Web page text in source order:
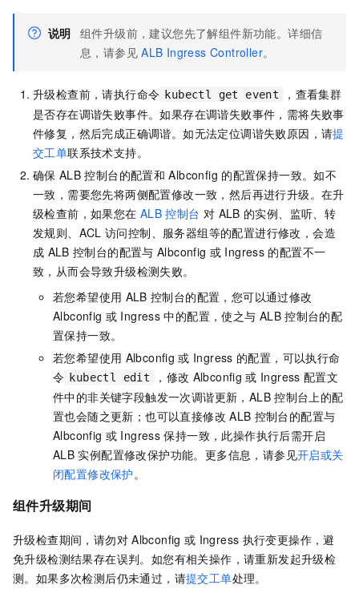
说明 组件升级前，建议您先了解组件新功能。详细信
息，请参见 ALB Ingress Controller。
升级检查前，请执行命令 kubectl get event
，查看集群
是否存在调谐失败事件。如果存在调谐失败事件，需将失败事
件修复，然后完成正确调谐。如无法定位调谐失败原因，请提
交工单联系技术支持。
确保 ALB 控制台的配置和 Albconfig 的配置保持一致。如不
一致，需要您先将两侧配置修改一致，然后再进行升级。在升
级检查前，如果您在 ALB 控制台 对 ALB 的实例、监听、转
发规则、ACL 访问控制、服务器组等的配置进行修改，会造
成 ALB 控制台的配置与 Albconfig 或 Ingress 的配置不一
致，从而会导致升级检测失败。
若您希望使用 ALB 控制台的配置，您可以通过修改
Albconfig 或 Ingress 中的配置，使之与 ALB 控制台的配
置保持一致。
若您希望使用 Albconfig 或 Ingress 的配置，可以执行命
令 kubectl edit ，修改 Albconfig 或 Ingress 配置文
件中的非关键字段触发一次调谐更新，ALB 控制台上的配
置也会随之更新；也可以直接修改 ALB 控制台的配置与
Albconfig 或 Ingress 保持一致，此操作执行后需开启
ALB 实例配置修改保护功能。更多信息，请参见开启或关
闭配置修改保护 。
组件升级期间
升级检查期间，请勿对 Albconfig 或 Ingress 执行变更操作，避
免升级检测结果存在误判。如您有相关操作，请重新发起升级检
测。如果多次检测后仍未通过，请提交工单处理。